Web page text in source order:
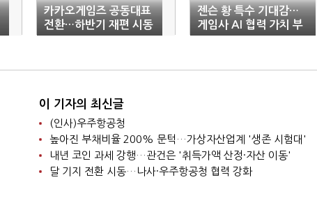
카카오게임즈 공동대표
전환…하반기 재편 시동
젠슨 황 특수 기대감…
게임사 AI 협력 가치 부
각
이 기자의 최신글
(인사)우주항공청
높아진 부채비율 200% 문턱…가상자산업계 '생존 시험대'
내년 코인 과세 강행…관건은 '취득가액 산정·자산 이동'
달 기지 전환 시동…나사·우주항공청 협력 강화